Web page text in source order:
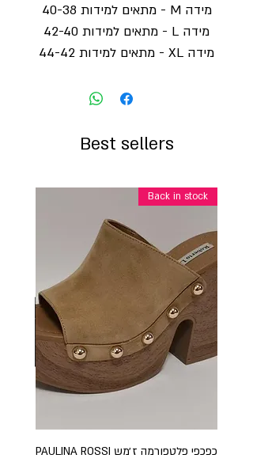
מידה M - מתאים למידות 40-38
מידה L - מתאים למידות 42-40
מידה XL - מתאים למידות 44-42
Best sellers
Back in stock
כפכפי פלטפורמה ז׳מש PAULINA ROSSI